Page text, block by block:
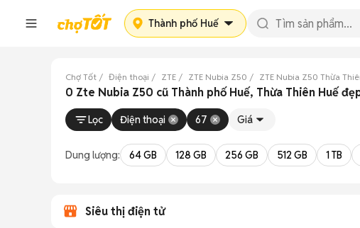
Thành phố Huế
Chợ Tốt Điện thoại ZTE ZTE Nubia Z50 ZTE Nubia Z50 Thừa
0 Zte Nubia Z50 cũ Thành phố Huế, Thừa Thiên Huế
Lọc Điện thoại 67 Giá
Dung lượng: 64 GB 128 GB 256 GB 512 GB 1 TB
Siêu thị điện tử